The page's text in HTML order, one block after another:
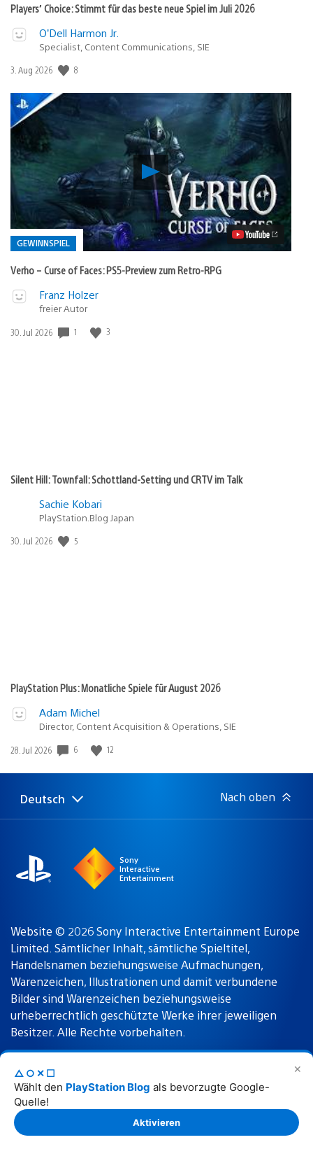
✕
△○✕☐
Wählt den PlayStation Blog als bevorzugte Google-
Quelle!
Aktivieren
Players’ Choice: Stimmt für das beste neue Spiel im Juli 2026
O’Dell Harmon Jr.
Specialist, Content Communications, SIE
Veröffentlichungsdatum:
3. Aug 2026 8
Verho
–
Curse
of
Faces:
PS5-
Preview
zum
Retro-
GEWINNSPIEL
Verho – Curse of Faces: PS5-Preview zum Retro-RPG
Veröffentlicht
Gewinnspiel
Franz Holzer
freier Autor
Veröffentlichungsdatum:
30. Jul 2026 1 3
Silent Hill: Townfall: Schottland-Setting und CRTV im Talk
Sachie Kobari
PlayStation.Blog Japan
Veröffentlichungsdatum:
30. Jul 2026 5
PlayStation Plus: Monatliche Spiele für August 2026
Adam Michel
Director, Content Acquisition & Operations, SIE
Veröffentlichungsdatum:
28. Jul 2026 6 12
Select
a
Aktuelle
Region:
Deutsch Nach oben
Sony
Interactive
Entertainment
Website © 2026 Sony Interactive Entertainment Europe
Limited. Sämtlicher Inhalt, sämtliche Spieltitel,
Handelsnamen beziehungsweise Aufmachungen,
Warenzeichen, Illustrationen und damit verbundene
Bilder sind Warenzeichen beziehungsweise
urheberrechtlich geschützte Werke ihrer jeweiligen
Besitzer. Alle Rechte vorbehalten.
Nutzungsbedingungen Datenschutzrichtlinie
Rechtliche Hinweise